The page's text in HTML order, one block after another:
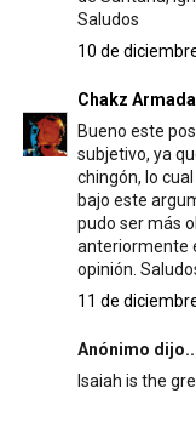
Saludos
10 de
Chakz Armada
Bueno este
subjetivo, ya
chingón, lo
bajo este
pudo ser más
anteriormente
opinión.
11 de
Anónimo
Isaiah is the